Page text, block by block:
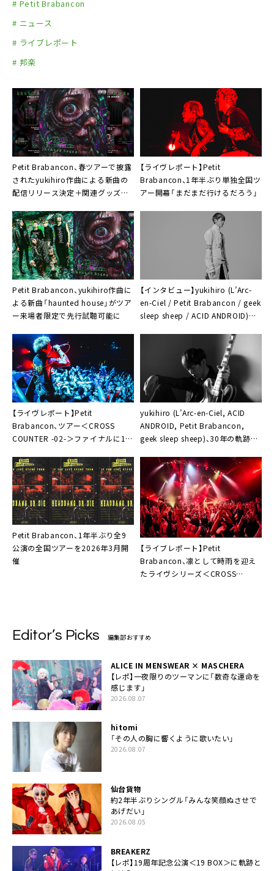
公演、またはワンマン公演になります
※詳細後日発表
# Petit Brabancon
# ニュース
# ライブレポート
# 邦楽
Petit Brabancon、春ツアーで披露
されたyukihiro作曲による新曲の
配信リリース決定＋関連グッズ販
【ライヴレポート】Petit
Brabancon、1年半ぶり単独全国ツ
アー開幕「まだまだ行けるだろう」
Petit Brabancon、yukihiro作曲に
よる新曲「haunted house」がツア
ー来場者限定で先行試聴可能に
【インタビュー】yukihiro (L’Arc-
en-Ciel / Petit Brabancon / geek
sleep sheep / ACID ANDROID)が
たな予感「もっとやりたいですね」
【ライヴレポート】Petit
Brabancon、ツアー＜CROSS
COUNTER -02-＞ファイナルに1時
yukihiro (L’Arc-en-Ciel, ACID
ANDROID, Petit Brabancon,
geek sleep sheep)、30年の軌跡を
イベント開催
Petit Brabancon、1年半ぶり全9
公演の全国ツアーを2026年3月開
催
【ライブレポート】Petit
Brabancon、凛として時雨を迎え
たライヴシリーズ＜CROSS
Editor’s Picks 編集部おすすめ
ALICE IN MENSWEAR × MASCHERA
【レポ】一夜限りのツーマンに「数奇な運命を
感じます」
2026.08.07
hitomi
「その人の胸に響くように歌いたい」
2026.08.07
仙台貨物
約2年半ぶりシングル「みんな笑顔ぬさせで
あげだい」
2026.08.05
BREAKERZ
【レポ】19周年記念公演＜19 BOX＞に軌跡と